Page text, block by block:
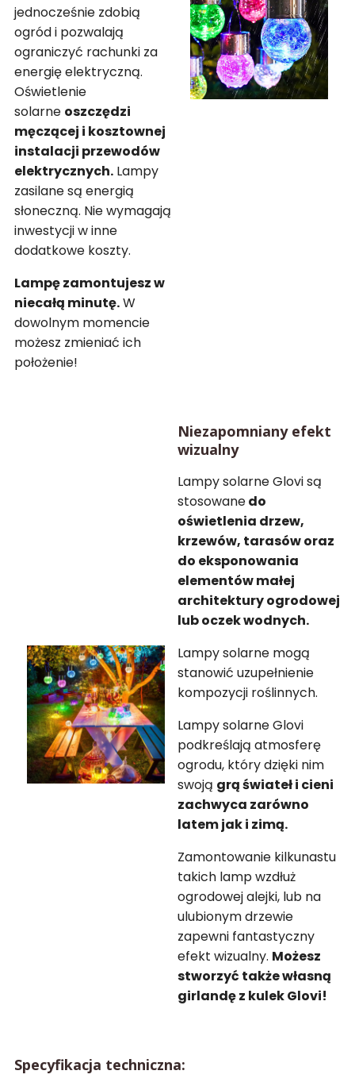
jednocześnie zdobią
ogród i pozwalają
ograniczyć rachunki za
energię elektryczną.
Oświetlenie
solarne oszczędzi
męczącej i kosztownej
instalacji przewodów
elektrycznych. Lampy
zasilane są energią
słoneczną. Nie wymagają
inwestycji w inne
dodatkowe koszty.
Lampę zamontujesz w
niecałą minutę.W
dowolnym momencie
możesz zmieniać ich
położenie!
Niezapomniany efekt
wizualny
Lampy solarne Glovi są
stosowanedo
oświetlenia drzew,
krzewów, tarasów oraz
do eksponowania
elementów małej
architektury ogrodowej
lub oczek wodnych.
Lampy solarne mogą
stanowić uzupełnienie
kompozycji roślinnych.
Lampy solarne Glovi
podkreślają atmosferę
ogrodu, który dzięki nim
swoją grą świateł i cieni
zachwyca zarówno
latem jak i zimą.
Zamontowanie kilkunastu
takich lamp wzdłuż
ogrodowej alejki, lub na
ulubionym drzewie
zapewni fantastyczny
efekt wizualny. Możesz
stworzyć także własną
girlandę z kulek Glovi!
Specyfikacja techniczna: